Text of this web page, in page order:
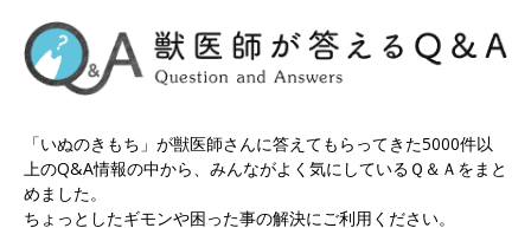
「いぬのきもち」が獣医師さんに答えてもらってきた5000件以
上のQ&A情報の中から、みんながよく気にしているＱ＆Ａをまと
めました。
ちょっとしたギモンや困った事の解決にご利用ください。